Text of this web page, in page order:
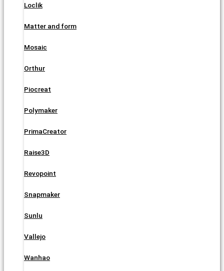
Loclik
Matter and form
Mosaic
Orthur
Piocreat
Polymaker
PrimaCreator
Raise3D
Revopoint
Snapmaker
Sunlu
Vallejo
Wanhao